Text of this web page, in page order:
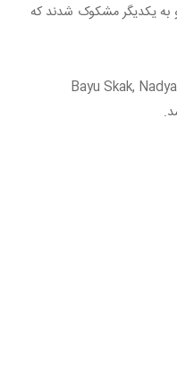
و به یکدیگر مشکوک شدند که